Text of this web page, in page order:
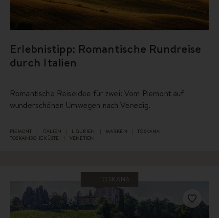
Erlebnistipp: Romantische Rundreise
durch Italien
Romantische Reiseidee für zwei: Vom Piemont auf
wunderschönen Umwegen nach Venedig.
PIEMONT ITALIEN LIGURIEN MARKEN
TOSKANA
TOSKANISCHE KÜSTE
VENETIEN
TOSKANA